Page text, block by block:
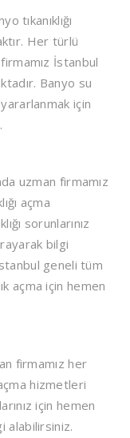
tıkanıklığı
Her türlü
İstanbul
Banyo su
için
uzman firmamız
açma
sorunlarınız
bilgi
geneli tüm
açma için hemen
firmamız her
hizmetleri
için hemen
alabilirsiniz.